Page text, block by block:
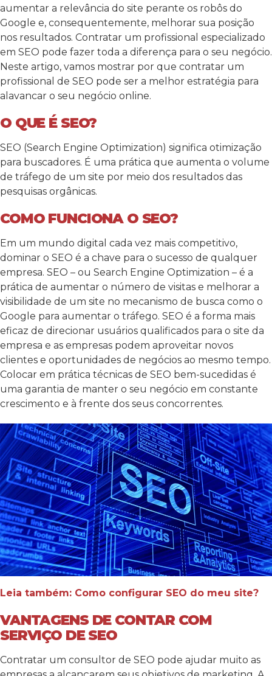
aumentar a relevância do site perante os robôs do
Google e, consequentemente, melhorar sua posição
nos resultados. Contratar um profissional especializado
em SEO pode fazer toda a diferença para o seu negócio.
Neste artigo, vamos mostrar por que contratar um
profissional de SEO pode ser a melhor estratégia para
alavancar o seu negócio online.
O QUE É SEO?
SEO (Search Engine Optimization) significa otimização
para buscadores. É uma prática que aumenta o volume
de tráfego de um site por meio dos resultados das
pesquisas orgânicas.
COMO FUNCIONA O SEO?
Em um mundo digital cada vez mais competitivo,
dominar o SEO é a chave para o sucesso de qualquer
empresa. SEO – ou Search Engine Optimization – é a
prática de aumentar o número de visitas e melhorar a
visibilidade de um site no mecanismo de busca como o
Google para aumentar o tráfego. SEO é a forma mais
eficaz de direcionar usuários qualificados para o site da
empresa e as empresas podem aproveitar novos
clientes e oportunidades de negócios ao mesmo tempo.
Colocar em prática técnicas de SEO bem-sucedidas é
uma garantia de manter o seu negócio em constante
crescimento e à frente dos seus concorrentes.
Leia também: Como configurar SEO do meu site?
VANTAGENS DE CONTAR COM
SERVIÇO DE SEO
Contratar um consultor de SEO pode ajudar muito as